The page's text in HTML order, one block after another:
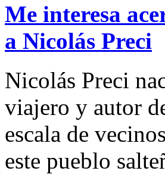
Me interesa
a Nicolás Preci
Nicolás Preci
viajero y autor
escala de
este pueblo